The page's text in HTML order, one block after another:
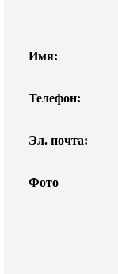
Имя:
Телефон:
Эл. почта:
Фото